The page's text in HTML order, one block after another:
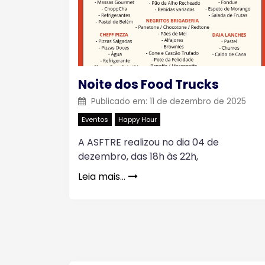
Noite dos Food Trucks
Publicado em: 11 de dezembro de 2025
Eventos Happy Hour
A ASFTRE realizou no dia 04 de
dezembro, das 18h às 22h,
Leia mais…